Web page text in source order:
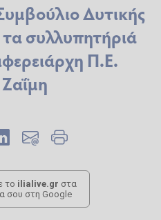
Δυτικής
συλλυπητήριά
Π.Ε.
το ilialive.gr στα
σου στη Google